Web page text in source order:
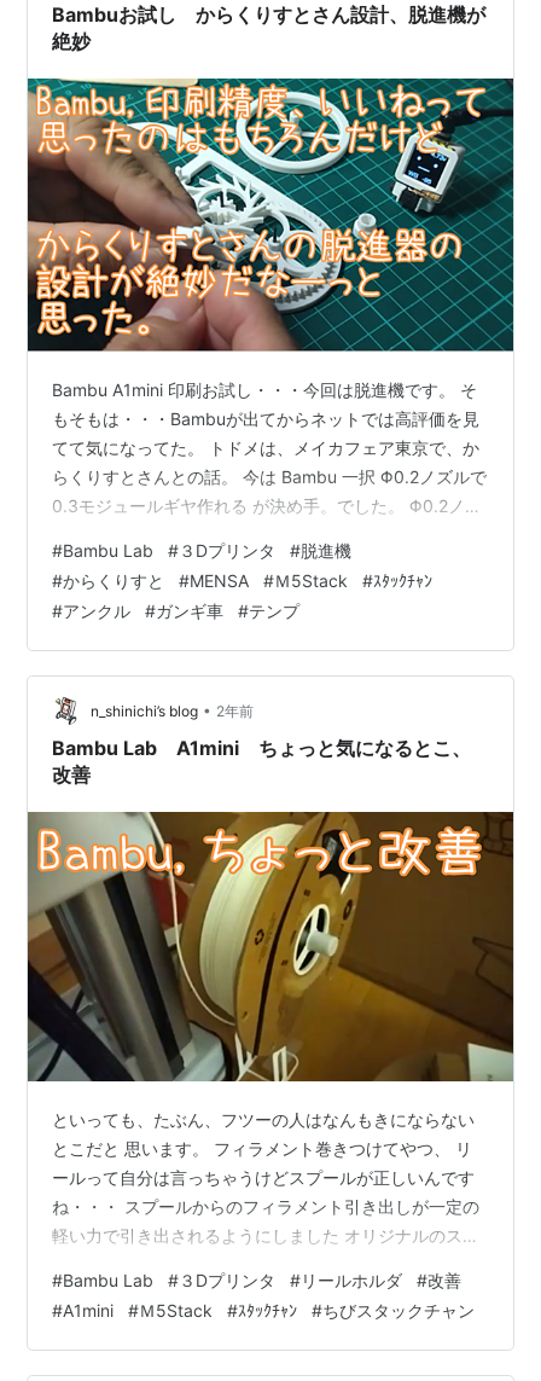
Bambuお試し からくりすとさん設計、脱進機が
絶妙
Bambu A1mini 印刷お試し・・・今回は脱進機です。 そ
もそもは・・・Bambuが出てからネットでは高評価を見
てて気になってた。 トドメは、メイカフェア東京で、か
らくりすとさんとの話。 今は Bambu 一択 Φ0.2ノズルで
0.3モジュールギヤ作れる が決め手。でした。 Φ0.2ノズ
が逆で、 Φ0.4の標準ノズルでそもそも試してない。
#Bambu お試し その２脱進機からくりすとさん
@BellTreeNursingの無料モデルΦ0.4ノズル、標準サイズ
で印刷組立中だけどちょっと感動・・・ ｽﾀｯｸﾁｬﾝは組立て
見学者...^…
#Bambu Lab #３Dプリンタ #脱進機
#からくりすと #MENSA #Ｍ5Stack #ｽﾀｯｸﾁｬﾝ
#アンクル #ガンギ車 #テンプ
n_shinichi’s blog • 2年前
Bambu Lab A1mini ちょっと気になるとこ、
改善
といっても、たぶん、フツーの人はなんもきにならない
とこだと 思います。 フィラメント巻きつけてやつ、 リ
ールって自分は言っちゃうけどスプールが正しいんです
ね・・・ スプールからのフィラメント引き出しが一定の
軽い力で引き出されるようにしました オリジナルのスプ
ホルダの軸を通し、引っ掛けるだけ。 別に悪いってこと
ないです。 #Bambu Lab、ちょっと改善・・・フィラメ
ントリールホルダが 傾いて回ってはくりんって波打って
#Bambu Lab #３Dプリンタ #リールホルダ #改善
#A1mini #Ｍ5Stack #ｽﾀｯｸﾁｬﾝ #ちびスタックチャン